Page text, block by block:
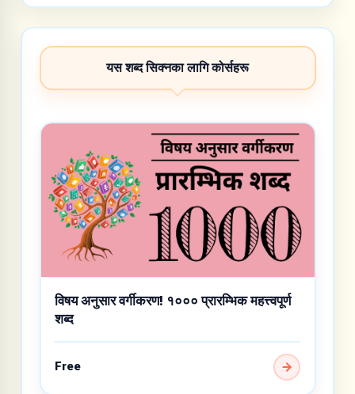
यस शब्द सिक्नका लागि कोर्सहरू
विषय अनुसार वर्गीकरण! १००० प्रारम्भिक महत्त्वपूर्ण
शब्द
Free